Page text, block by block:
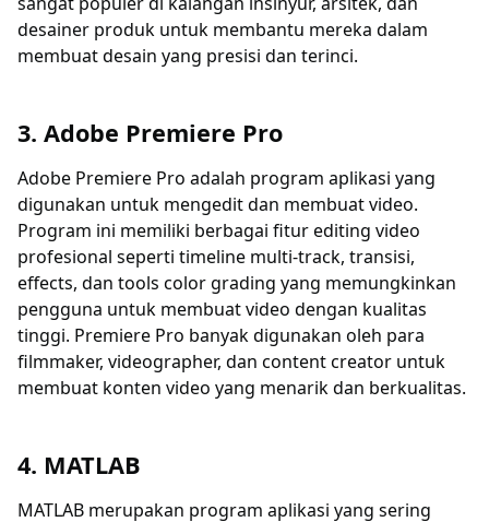
desainer produk untuk membantu mereka dalam
membuat desain yang presisi dan terinci.
3. Adobe Premiere Pro
Adobe Premiere Pro adalah program aplikasi yang
digunakan untuk mengedit dan membuat video.
Program ini memiliki berbagai fitur editing video
profesional seperti timeline multi-track, transisi,
effects, dan tools color grading yang memungkinkan
pengguna untuk membuat video dengan kualitas
tinggi. Premiere Pro banyak digunakan oleh para
filmmaker, videographer, dan content creator untuk
membuat konten video yang menarik dan berkualitas.
4. MATLAB
MATLAB merupakan program aplikasi yang sering